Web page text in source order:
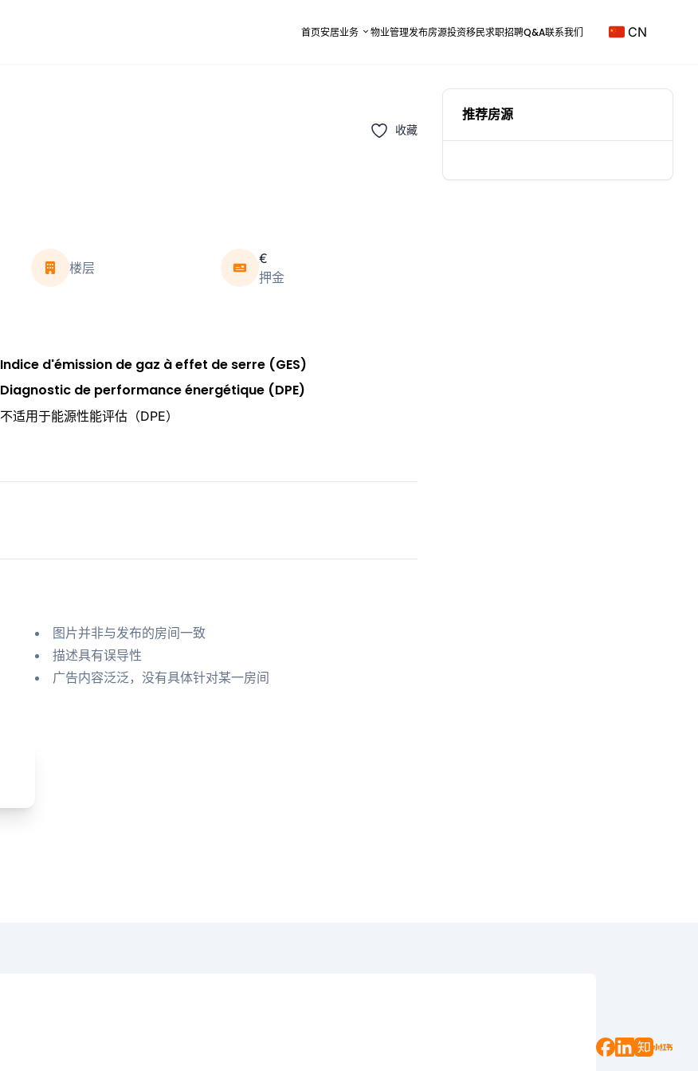
首页安居业务 物业管理发布房源投资移民求职招聘Q&A联系我们 CN
收藏
楼层
€
押金
Indice d'émission de gaz à effet de serre (GES)
Diagnostic de performance énergétique (DPE)
不适用于能源性能评估（DPE）
图片并非与发布的房间一致
描述具有误导性
广告内容泛泛，没有具体针对某一房间
推荐房源